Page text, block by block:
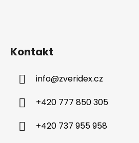
Kontakt
info@zveridex.cz
+420 777 850 305
+420 737 955 958